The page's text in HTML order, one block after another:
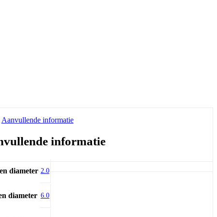
Aanvullende informatie
informatie
diameter 2.0
diameter 6.0